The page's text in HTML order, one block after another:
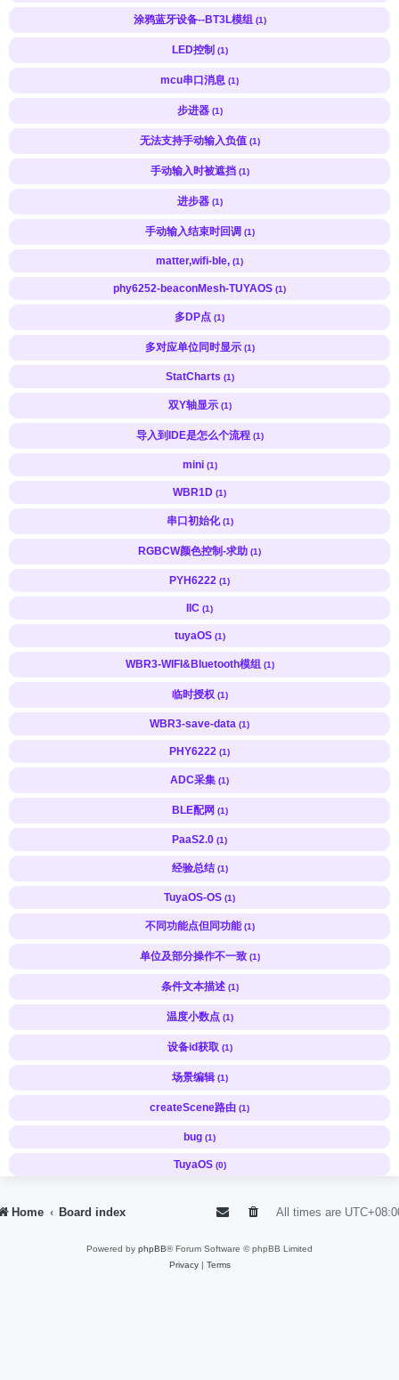
涂鸦蓝牙设备--BT3L模组 (1)
LED控制 (1)
mcu串口消息 (1)
步进器 (1)
无法支持手动输入负值 (1)
手动输入时被遮挡 (1)
进步器 (1)
手动输入结束时回调 (1)
matter,wifi-ble, (1)
phy6252-beaconMesh-TUYAOS (1)
多DP点 (1)
多对应单位同时显示 (1)
StatCharts (1)
双Y轴显示 (1)
导入到IDE是怎么个流程 (1)
mini (1)
WBR1D (1)
串口初始化 (1)
RGBCW颜色控制-求助 (1)
PYH6222 (1)
IIC (1)
tuyaOS (1)
WBR3-WIFI&Bluetooth模组 (1)
临时授权 (1)
WBR3-save-data (1)
PHY6222 (1)
ADC采集 (1)
BLE配网 (1)
PaaS2.0 (1)
经验总结 (1)
TuyaOS-OS (1)
不同功能点但同功能 (1)
单位及部分操作不一致 (1)
条件文本描述 (1)
温度小数点 (1)
设备id获取 (1)
场景编辑 (1)
createScene路由 (1)
bug (1)
TuyaOS (0)
Home Board index All times are
Powered by phpBB® Forum Software © phpBB Limited
Privacy| Terms